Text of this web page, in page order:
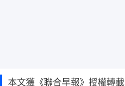
本文獲《聯合早報》授權轉載